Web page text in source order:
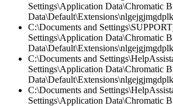
Settings\Application Data\Chromatic
C:\Documents and
Settings\Application Data\Chromatic
C:\Documents and
Settings\Application Data\Chromatic
C:\Documents and
Settings\Application Data\Chromatic